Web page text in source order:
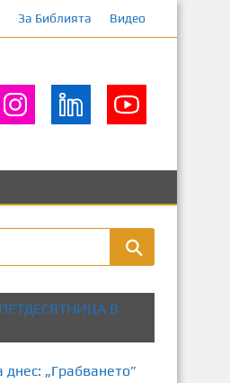
За Библията Видео
В
„Грабването”